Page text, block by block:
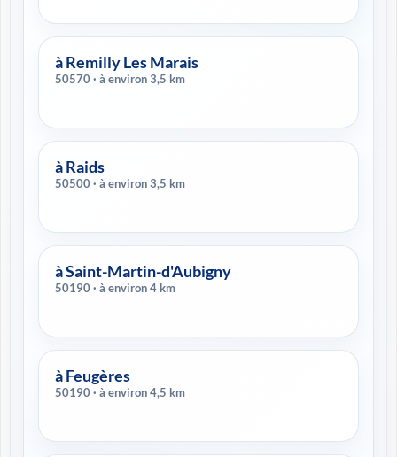
à Remilly Les Marais
50570 · à environ 3,5 km
à Raids
50500 · à environ 3,5 km
à Saint-Martin-d'Aubigny
50190 · à environ 4 km
à Feugères
50190 · à environ 4,5 km